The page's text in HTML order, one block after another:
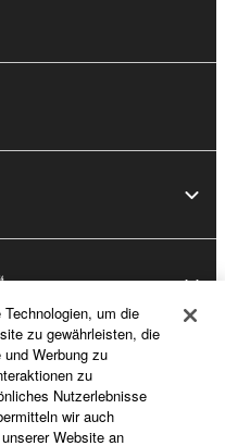
um die
zu gewährleisten, die
Werbung zu
zu
Nutzerlebnisse
wir auch
Website an